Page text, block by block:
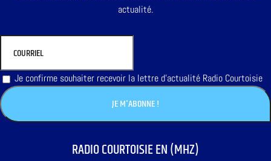
actualité.
Je confirme souhaiter recevoir la lettre d'actualité Radio Courtoisie
RADIO COURTOISIE EN (MHZ)